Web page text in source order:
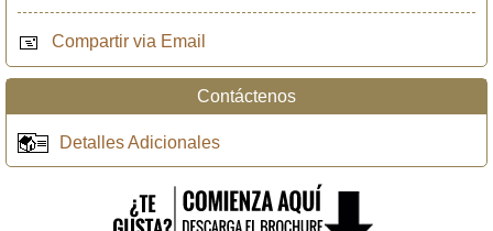
Compartir via Email
Contáctenos
Detalles Adicionales